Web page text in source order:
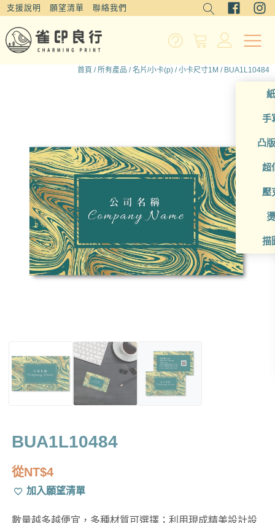
支援說明 願望清單 聯絡我們
手
凸
超
壓
描
首頁 /所有產品 /名片/小卡(p) /小卡尺寸1M / BUA1L10484
BUA1L10484
從NT$4
加入願望清單
數量越多越便宜，多種材質可選擇；利用現成精美設計設